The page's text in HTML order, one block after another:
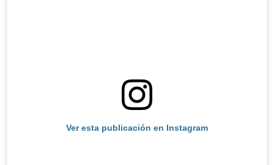
Ver esta publicación en Instagram